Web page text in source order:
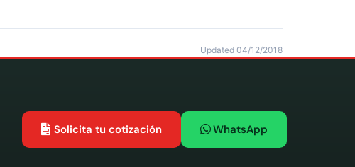
Updated 04/12/2018
Solicita tu cotización WhatsApp